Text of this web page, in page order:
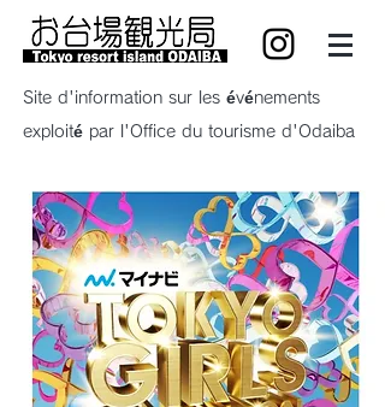
Site d'information sur les événements
exploité par l'Office du tourisme d'Odaiba